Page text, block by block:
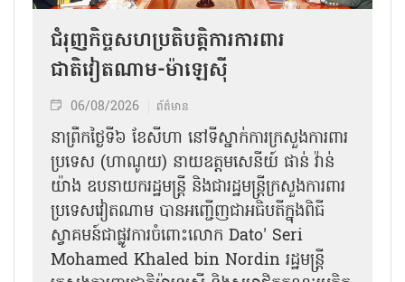
ជំរុញកិច្ចសហប្រតិបត្តិការការពារ
ជាតិវៀតណាម-ម៉ាឡេស៊ី
06/08/2026 ព័ត៌មាន
នា​ព្រឹកថ្ងៃទី៦ ខែសីហា នៅទីស្នាក់ការក្រសួងការពារ
ប្រទេស (ហាណូយ) នាយឧត្តមសេនីយ៍ ផាន់ វ៉ាន់
យ៉ាង ឧបនាយករដ្ឋមន្ត្រី និងជារដ្ឋមន្ត្រីក្រសួងការពារ
ប្រទេសវៀតណាម បានអញ្ជើញជាអធិបតីក្នុងពិធី
ស្វាគមន៍ជាផ្លូវការ​ចំពោះលោក Dato' Seri
Mohamed Khaled bin Nordin រដ្ឋមន្ត្រី